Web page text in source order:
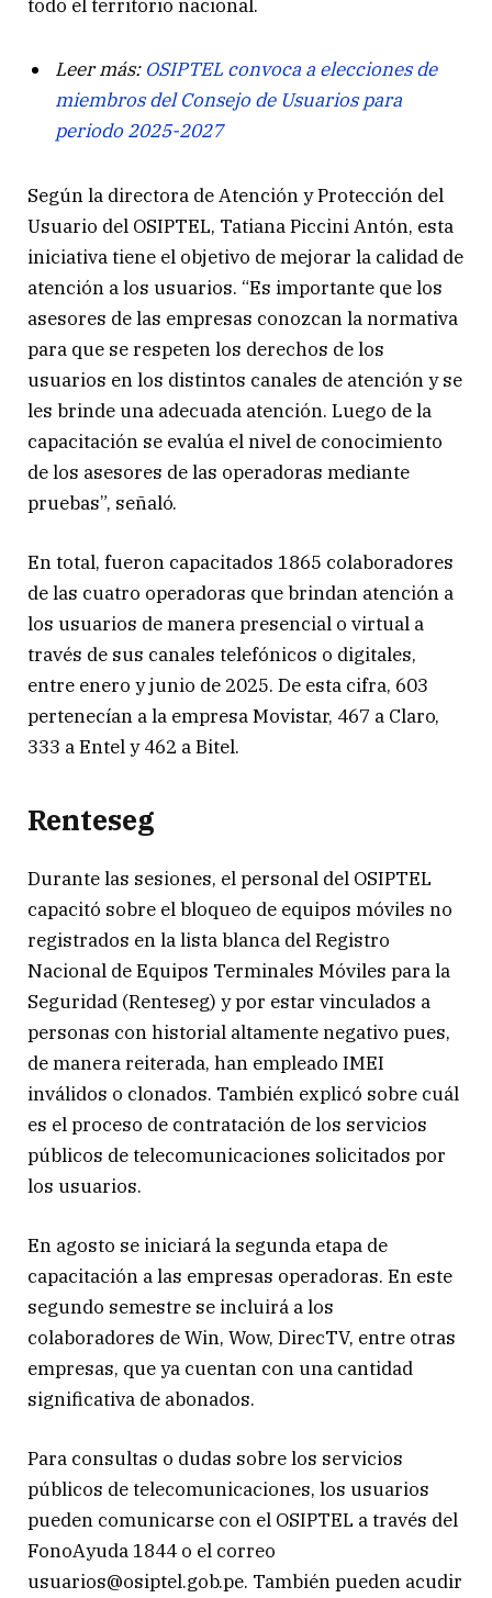
todo el territorio nacional.
Leer más: OSIPTEL convoca a elecciones de
miembros del Consejo de Usuarios para
periodo 2025-2027
Según la directora de Atención y Protección del
Usuario del OSIPTEL, Tatiana Piccini Antón, esta
iniciativa tiene el objetivo de mejorar la calidad de
atención a los usuarios. “Es importante que los
asesores de las empresas conozcan la normativa
para que se respeten los derechos de los
usuarios en los distintos canales de atención y se
les brinde una adecuada atención. Luego de la
capacitación se evalúa el nivel de conocimiento
de los asesores de las operadoras mediante
pruebas”, señaló.
En total, fueron capacitados 1865 colaboradores
de las cuatro operadoras que brindan atención a
los usuarios de manera presencial o virtual a
través de sus canales telefónicos o digitales,
entre enero y junio de 2025. De esta cifra, 603
pertenecían a la empresa Movistar, 467 a Claro,
333 a Entel y 462 a Bitel.
Renteseg
Durante las sesiones, el personal del OSIPTEL
capacitó sobre el bloqueo de equipos móviles no
registrados en la lista blanca del Registro
Nacional de Equipos Terminales Móviles para la
Seguridad (Renteseg) y por estar vinculados a
personas con historial altamente negativo pues,
de manera reiterada, han empleado IMEI
inválidos o clonados. También explicó sobre cuál
es el proceso de contratación de los servicios
públicos de telecomunicaciones solicitados por
los usuarios.
En agosto se iniciará la segunda etapa de
capacitación a las empresas operadoras. En este
segundo semestre se incluirá a los
colaboradores de Win, Wow, DirecTV, entre otras
empresas, que ya cuentan con una cantidad
significativa de abonados.
Para consultas o dudas sobre los servicios
públicos de telecomunicaciones, los usuarios
pueden comunicarse con el OSIPTEL a través del
FonoAyuda 1844 o el correo
usuarios@osiptel.gob.pe. También pueden acudir